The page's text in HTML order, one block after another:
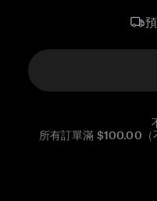
所有訂單滿 $100.00（